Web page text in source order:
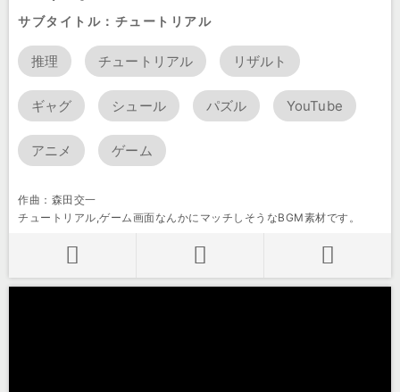
サブタイトル：チュートリアル
推理 チュートリアル リザルト
ギャグ シュール パズル YouTube
アニメ ゲーム
作曲：森田交一
チュートリアル,ゲーム画面なんかにマッチしそうなBGM素材です。